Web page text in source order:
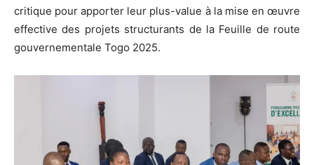
critique pour apporter leur plus-value à la mise en œuvre
effective des projets structurants de la Feuille de route
gouvernementale Togo 2025.